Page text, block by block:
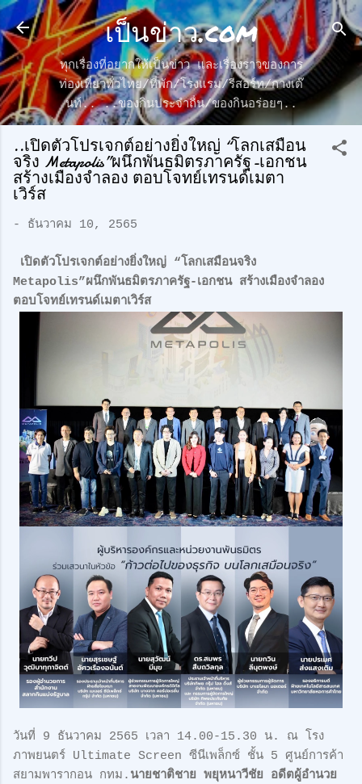
ข้ามไปที่เนื้อหาหลัก
เป็นข่าว.com
ทุกเรื่องที่อยากให้เป็นข่าว และเรื่องราวของการ
ท่องเที่ยวทั่วไทย/ที่พัก/โรงแรม/รีสอร์ท/กางเต๊
นท์.. ..ของกินประจำถื่น/ของกินอร่อยๆ..
..เปิดตัวโปรเจกต์อย่างยิ่งใหญ่ “โลกเสมือน
จริง Metapolis”ผนึกพันธมิตรภาครัฐ-เอกชน
สร้างเมืองจำลอง ตอบโจทย์เทรนด์เมตา
เวิร์ส
- ธันวาคม 10, 2565
เปิดตัวโปรเจกต์อย่างยิ่งใหญ่ “โลกเสมือนจริง
Metapolis”ผนึกพันธมิตรภาครัฐ-เอกชน สร้างเมืองจำลอง
ตอบโจทย์เทรนด์เมตาเวิร์ส
วันที่ 9 ธันวาคม 2565 เวลา 14.00-15.30 น. ณ โรง
ภาพยนตร์ Ultimate Screen ซีนีเพล็กซ์ ชั้น 5 ศูนย์การค้า
สยามพารากอน กทม. นายชาติชาย พยุหนาวีชัย อดีตผู้อำนวย